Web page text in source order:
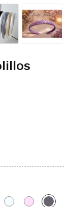
Plata
rosa
plata